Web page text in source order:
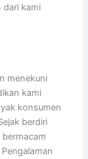
dari kami
menekuni
kami
konsumen
berdiri